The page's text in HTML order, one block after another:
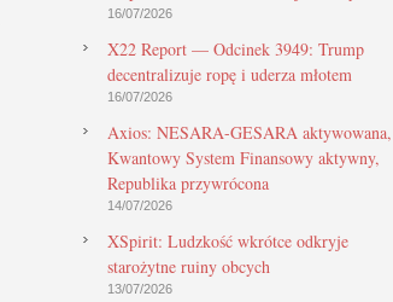
16/07/2026
X22 Report — Odcinek 3949: Trump
decentralizuje ropę i uderza młotem
16/07/2026
Axios: NESARA-GESARA aktywowana,
Kwantowy System Finansowy aktywny,
Republika przywrócona
14/07/2026
XSpirit: Ludzkość wkrótce odkryje
starożytne ruiny obcych
13/07/2026